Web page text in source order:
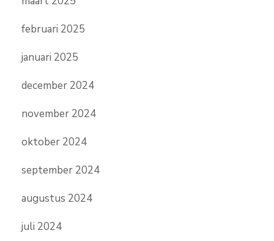
februari 2025
januari 2025
december 2024
november 2024
oktober 2024
september 2024
augustus 2024
juli 2024